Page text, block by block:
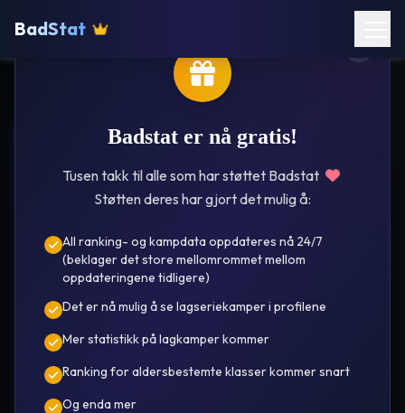
Badstat er nå gratis!
Tusen takk til alle som har støttet Badstat
Støtten deres har gjort det mulig å:
All ranking- og kampdata oppdateres nå 24/7
(beklager det store mellomrommet mellom
oppdateringene tidligere)
Det er nå mulig å se lagseriekamper i profilene
Mer statistikk på lagkamper kommer
Ranking for aldersbestemte klasser kommer snart
Og enda mer
BadStat
Suresh
Kumar Krishnan